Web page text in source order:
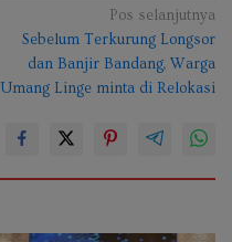
Pos selanjutnya
Sebelum Terkurung Longsor
dan Banjir Bandang, Warga
Umang Linge minta di Relokasi